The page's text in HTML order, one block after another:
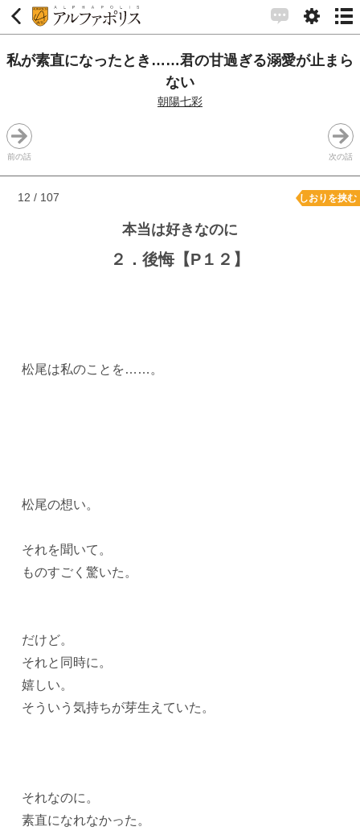
私が素直になったとき……君の甘過ぎる溺愛が止まら
ない
朝陽七彩
前の話 次の話
12 / 107 しおりを挟む
本当は好きなのに
２．後悔【P１２】
松尾は私のことを……。
松尾の想い。
それを聞いて。
ものすごく驚いた。
だけど。
それと同時に。
嬉しい。
そういう気持ちが芽生えていた。
それなのに。
素直になれなかった。